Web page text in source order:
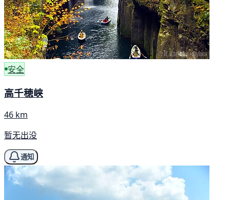
安全
高千穂峡
46 km
暂无出没
通知